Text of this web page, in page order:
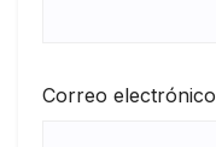
Correo electrónico